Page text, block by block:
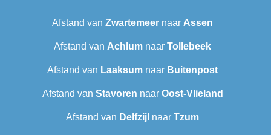
Afstand van Zwartemeer naar Assen
Afstand van Achlum naar Tollebeek
Afstand van Laaksum naar Buitenpost
Afstand van Stavoren naar Oost-Vlieland
Afstand van Delfzijl naar Tzum